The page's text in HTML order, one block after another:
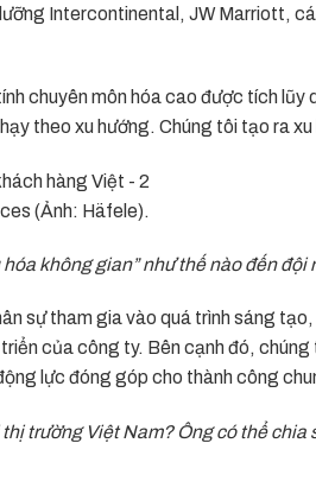
Intercontinental, JW Marriott,
chuyên môn hóa cao được tích lũy
theo xu hướng. Chúng tôi tạo ra xu
(Ảnh: Häfele).
không gian” như thế nào đến đội
sự tham gia vào quá trình sáng
của công ty. Bên cạnh đó, chúng
lực đóng góp cho thành công
trường Việt Nam? Ông có thể